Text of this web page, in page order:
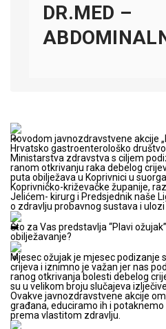
DR.MED –
Povodom javnozdravstvene akcije
Hrvatsko gastroenterološko
Ministarstva zdravstva s ciljem
ranom otkrivanju raka debelog
puta obilježava u Koprivnici u
Koprivničko-križevačke županije,
Jelićem- kirurg i Predsjednik naše
o zdravlju probavnog sustava i
Što za Vas predstavlja “Plavi
obilježavanje?
Mjesec ožujak je mjesec podizanje
crijeva i iznimno je važan jer nas
ranog otkrivanja bolesti debelog
su u velikom broju slučajeva
Ovakve javnozdravstvene akcije
građana, educiramo ih i
prema vlastitom zdravlju.